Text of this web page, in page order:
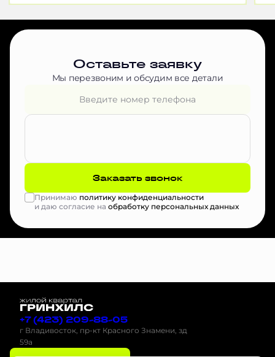
Оставьте заявку
Мы перезвоним и обсудим все детали
Заказать звонок
Принимаю политику конфиденциальности
и даю согласие на обработку персональных данных
+7 (423) 209-88-05
г Владивосток, пр-кт Красного Знамени, зд
59а